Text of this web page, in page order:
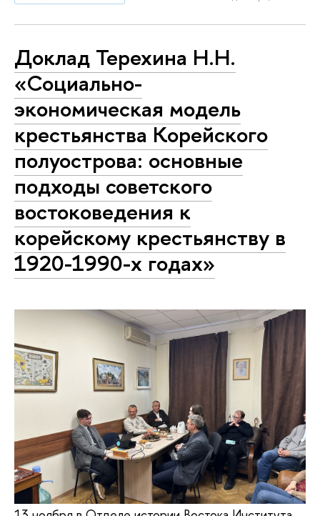
Доклад Терехина Н.Н.
«Социально-
экономическая модель
крестьянства Корейского
полуострова: основные
подходы советского
востоковедения к
корейскому крестьянству в
1920-1990-х годах»